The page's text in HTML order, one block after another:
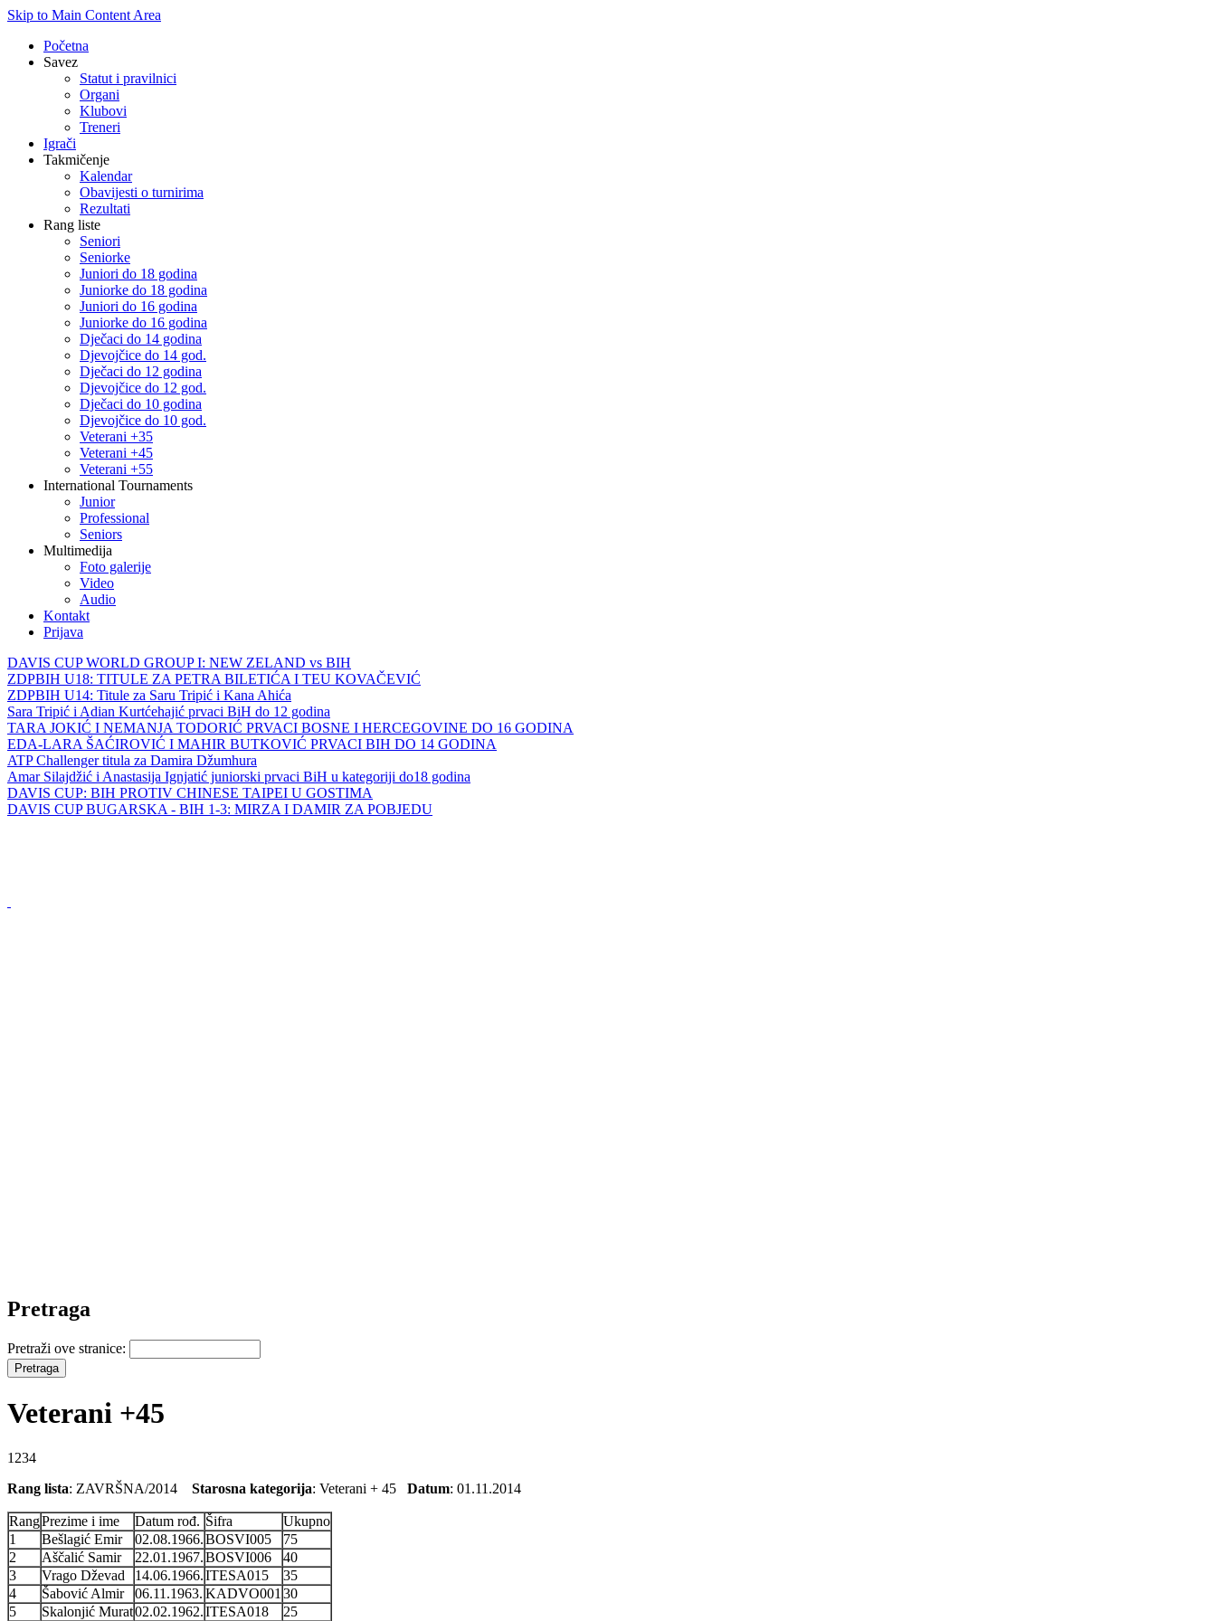
Skip to Main Content Area
Početna
Savez
Statut i pravilnici
Organi
Klubovi
Treneri
Igrači
Takmičenje
Kalendar
Obavijesti o turnirima
Rezultati
Rang liste
Seniori
Seniorke
Juniori do 18 godina
Juniorke do 18 godina
Juniori do 16 godina
Juniorke do 16 godina
Dječaci do 14 godina
Djevojčice do 14 god.
Dječaci do 12 godina
Djevojčice do 12 god.
Dječaci do 10 godina
Djevojčice do 10 god.
Veterani +35
Veterani +45
Veterani +55
International Tournaments
Junior
Professional
Seniors
Multimedija
Foto galerije
Video
Audio
Kontakt
Prijava
DAVIS CUP WORLD GROUP I: NEW ZELAND vs BIH
ZDPBIH U18: TITULE ZA PETRA BILETIĆA I TEU KOVAČEVIĆ
ZDPBIH U14: Titule za Saru Tripić i Kana Ahića
Sara Tripić i Adian Kurtćehajić prvaci BiH do 12 godina
TARA JOKIĆ I NEMANJA TODORIĆ PRVACI BOSNE I HERCEGOVINE DO 16 GODINA
EDA-LARA ŠAĆIROVIĆ I MAHIR BUTKOVIĆ PRVACI BIH DO 14 GODINA
ATP Challenger titula za Damira Džumhura
Amar Silajdžić i Anastasija Ignjatić juniorski prvaci BiH u kategoriji do18 godina
DAVIS CUP: BIH PROTIV CHINESE TAIPEI U GOSTIMA
DAVIS CUP BUGARSKA - BIH 1-3: MIRZA I DAMIR ZA POBJEDU
Pretraga
Pretraži ove stranice:
Veterani +45
1234
Rang lista: ZAVRŠNA/2014 Starosna kategorija: Veterani + 45 Datum: 01.11.2014
RangPrezime i ime Datum rođ. Šifra
Ukupno
1
Bešlagić Emir 02.08.1966.BOSVI005
75
2
Aščalić Samir 22.01.1967.BOSVI006
40
3
Vrago Dževad 14.06.1966.ITESA015
35
4
Šabović Almir 06.11.1963. KADVO001 30
5
Skalonjić Murat02.02.1962.ITESA018 25